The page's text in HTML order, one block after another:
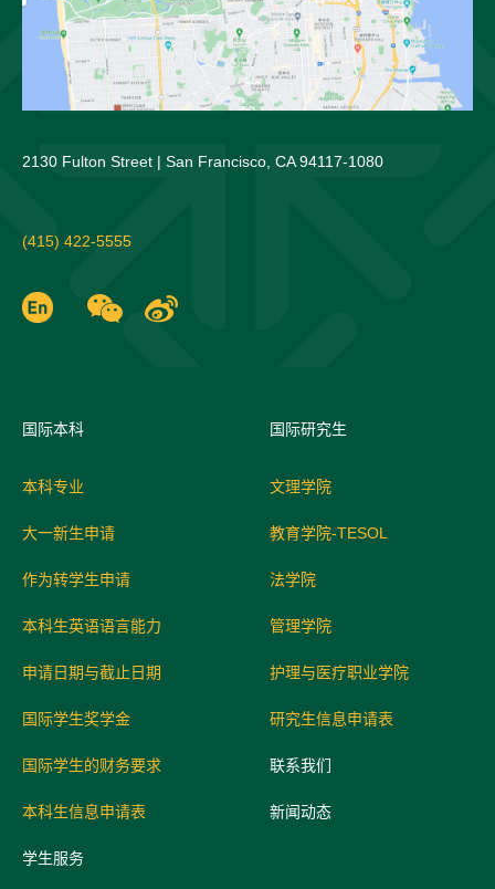
2130 Fulton Street | San Francisco, CA 94117-1080
(415) 422-5555
国际本科
本科专业
大一新生申请
作为转学生申请
本科生英语语言能力
申请日期与截止日期
国际学生奖学金
国际学生的财务要求
本科生信息申请表
学生服务
国际研究生
文理学院
教育学院-TESOL
法学院
管理学院
护理与医疗职业学院
研究生信息申请表
联系我们
新闻动态